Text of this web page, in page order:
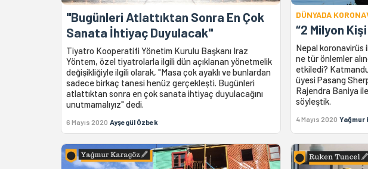
"Bugünleri Atlattıktan Sonra En Çok
Sanata İhtiyaç Duyulacak"
Tiyatro Kooperatifi Yönetim Kurulu Başkanı Iraz
Yöntem, özel tiyatrolarla ilgili dün açıklanan yönetmelik
değişikliğiyle ilgili olarak, "Masa çok ayaklı ve bunlardan
sadece birkaç tanesi henüz gerçekleşti. Bugünleri
atlattıktan sonra en çok sanata ihtiyaç duyulacağını
unutmamalıyız" dedi.
6 Mayıs 2020 Ayşegül Özbek
DÜNYADA
“2 Milyon
Nepal koronavirüs
ne tür önlemler
etkiledi?
üyesi Pasang
Rajendra Baniya
söyleştik.
4 Mayıs 2020 Yağmur